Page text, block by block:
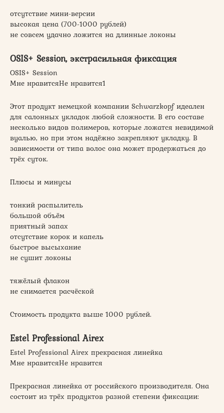
отсутствие мини-версии
высокая цена (700-1000 рублей)
не совсем удачно ложится на длинные локоны
OSIS+ Session, экстрасильная фиксация
OSIS+ Session
Мне нравитсяНе нравится1
Этот продукт немецкой компании Schwarzkopf идеален
для салонных укладок любой сложности. В его составе
несколько видов полимеров, которые ложатся невидимой
вуалью, но при этом надёжно закрепляют укладку. В
зависимости от типа волос она может продержаться до
трёх суток.
Плюсы и минусы
тонкий распылитель
большой объём
приятный запах
отсутствие корок и капель
быстрое высыхание
не сушит локоны
тяжёлый флакон
не снимается расчёской
Стоимость продукта выше 1000 рублей.
Estel Professional Airex
Estel Professional Airex прекрасная линейка
Мне нравитсяНе нравится
Прекрасная линейка от российского производителя. Она
состоит из трёх продуктов разной степени фиксации: